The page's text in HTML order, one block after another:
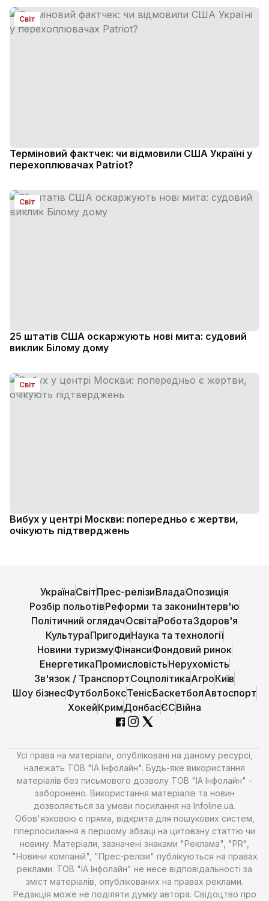
Світ
Терміновий фактчек: чи відмовили США Україні у
перехоплювачах Patriot?
Світ
25 штатів США оскаржують нові мита: судовий
виклик Білому дому
Світ
Вибух у центрі Москви: попередньо є жертви,
очікують підтверджень
УкраїнаСвітПрес-релізиВладаОпозиція
Розбір польотівРеформи та закониІнтерв'ю
Політичний оглядачОсвітаРоботаЗдоров'я
КультураПригодиНаука та технології
Новини туризмуФінансиФондовий ринок
ЕнергетикаПромисловістьНерухомість
Зв'язок / ТранспортСоцполітикаАгроКиїв
Шоу бізнесФутболБоксТенісБаскетболАвтоспорт
ХокейКримДонбасЄСВійна
Усі права на матеріали, опубліковані на даному ресурсі,
належать ТОВ "ІА Інфолайн". Будь-яке використання
матеріалів без письмового дозволу ТОВ "ІА Інфолайн" -
заборонено. Використання матеріалів та новин
дозволяється за умови посилання на Infoline.ua.
Обов'язковою є пряма, відкрита для пошукових систем,
гіперпосилання в першому абзаці на цитовану статтю чи
новину. Матеріали, зазначені знаками "Реклама", "PR",
"Новини компаній", "Прес-релізи" публікуються на правах
реклами. ТОВ "ІА Інфолайн" не несе відповідальності за
зміст матеріалів, опублікованих на правах реклами.
Редакція може не поділяти думку автора. Свідоцтво про